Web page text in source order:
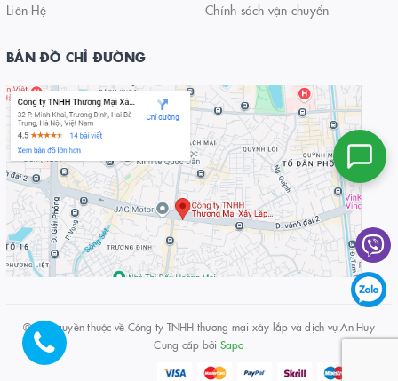
Liên Hệ
Chính sách vận chuyển
BẢN ĐỒ CHỈ ĐƯỜNG
© Bản quyền thuộc về Công ty TNHH thương mại xây lắp và dịch vụ An Huy
Cung cấp bởi Sapo